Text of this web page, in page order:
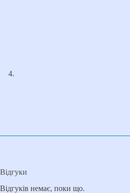
Відгуки
Відгуків немає, поки що.